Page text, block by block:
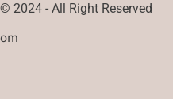
2024 - All Right Reserved